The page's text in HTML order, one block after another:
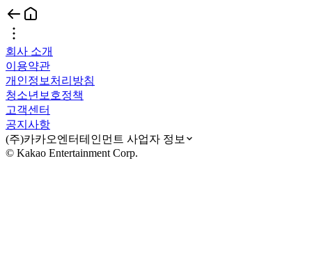
회사 소개
이용약관
개인정보처리방침
청소년보호정책
고객센터
공지사항
(주)카카오엔터테인먼트 사업자 정보
© Kakao Entertainment Corp.